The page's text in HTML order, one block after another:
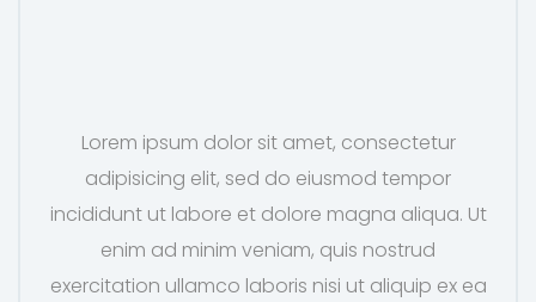
Lorem ipsum dolor sit amet, consectetur
adipisicing elit, sed do eiusmod tempor
incididunt ut labore et dolore magna aliqua. Ut
enim ad minim veniam, quis nostrud
exercitation ullamco laboris nisi ut aliquip ex ea